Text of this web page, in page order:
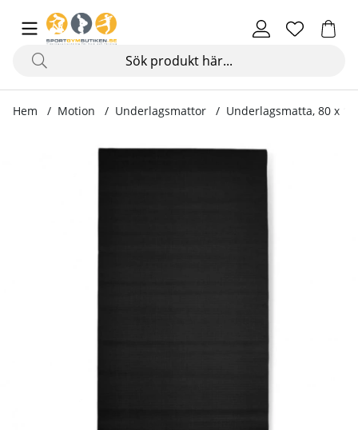
Hem Motion Underlagsmattor Underlagsmatta, 80 x
Produktbilder Underlagsmatta, 80 x 190 cm